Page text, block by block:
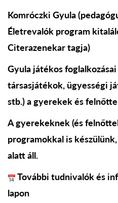
Komróczki Gyula
Életrevalók program
Citerazenekar tagja)
Gyula játékos
társasjátékok, ügyességi
stb.) a gyerekek és felnő
A gyerekeknek (és felnő
programokkal is
alatt áll.
További tudnivalók és
lapon